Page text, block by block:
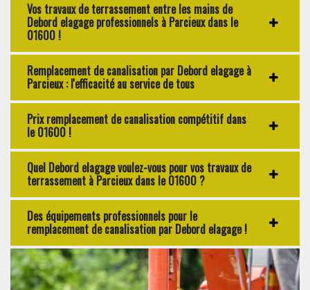
Vos travaux de terrassement entre les mains de
Debord elagage professionnels à Parcieux dans le
01600 !
Remplacement de canalisation par Debord elagage à
Parcieux : l'efficacité au service de tous
Prix remplacement de canalisation compétitif dans
le 01600 !
Quel Debord elagage voulez-vous pour vos travaux de
terrassement à Parcieux dans le 01600 ?
Des équipements professionnels pour le
remplacement de canalisation par Debord elagage !